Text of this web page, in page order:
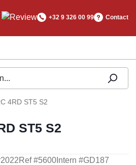
+32 9 326 00 99 Contact
4RD ST5 S2
ST5 S2
2022Ref #5600 Intern #GD187